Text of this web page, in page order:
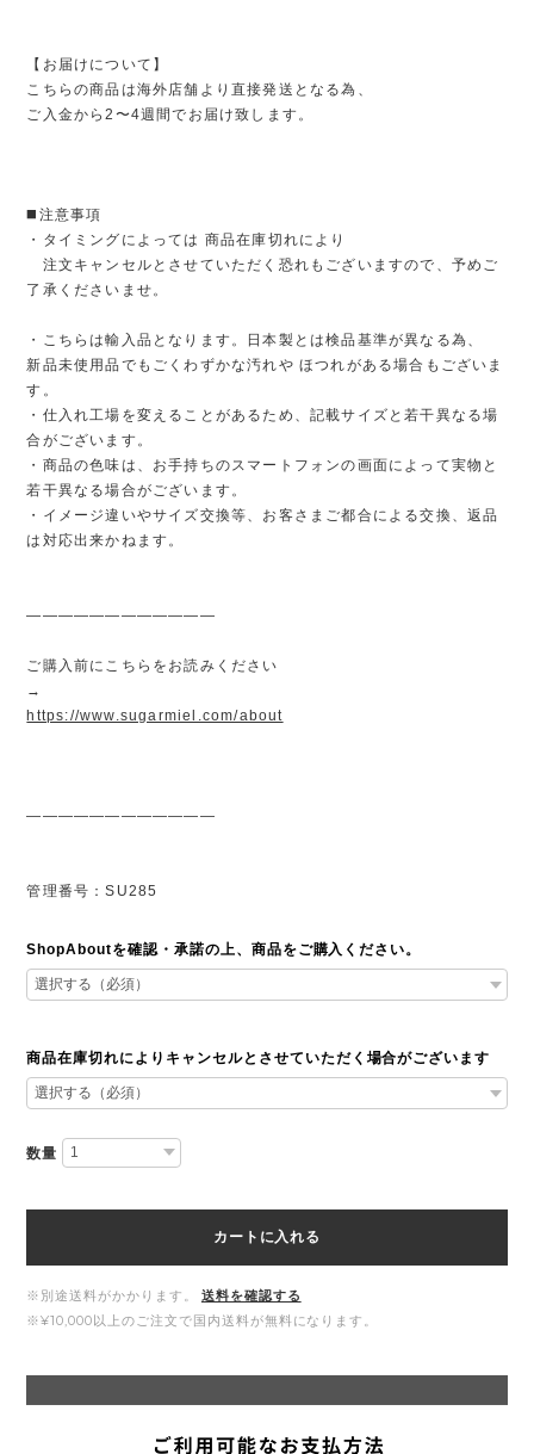
【お届けについて】
こちらの商品は海外店舗より直接発送となる為、
ご入金から2〜4週間でお届け致します。
◼️注意事項
・タイミングによっては 商品在庫切れにより
注文キャンセルとさせていただく恐れもございますので、予めご
了承くださいませ。
・こちらは輸入品となります。日本製とは検品基準が異なる為、
新品未使用品でもごくわずかな汚れや ほつれがある場合もございま
す。
・仕入れ工場を変えることがあるため、記載サイズと若干異なる場
合がございます。
・商品の色味は、お手持ちのスマートフォンの画面によって実物と
若干異なる場合がございます。
・イメージ違いやサイズ交換等、お客さまご都合による交換、返品
は対応出来かねます。
————————————
ご購入前にこちらをお読みください
→
https://www.sugarmiel.com/about
————————————
管理番号：SU285
ShopAboutを確認・承諾の上、商品をご購入ください。
商品在庫切れによりキャンセルとさせていただく場合がございます
数量
カートに入れる
※別途送料がかかります。
送料を確認する
※¥10,000以上のご注文で国内送料が無料になります。